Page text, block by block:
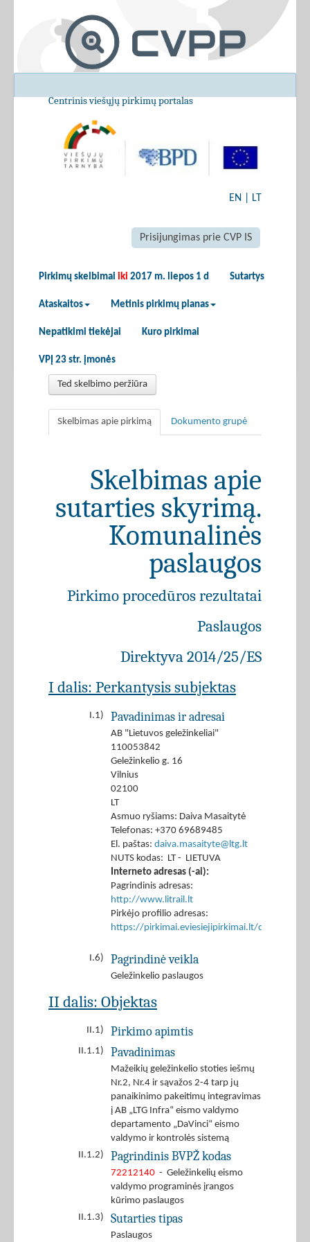
Centrinis viešųjų pirkimų portalas
EN LT
Prisijungimas prie CVP IS
Pirkimų skelbimai iki 2017 m. liepos 1 d Sutartys
Ataskaitos Metinis pirkimų planas
Nepatikimi tiekėjai Kuro pirkimai
VPĮ 23 str. įmonės
Ted skelbimo peržiūra
Skelbimas apie pirkimą Dokumento grupė
Skelbimas apie
sutarties skyrimą.
Komunalinės
paslaugos
Pirkimo procedūros rezultatai
Paslaugos
Direktyva 2014/25/ES
I dalis: Perkantysis subjektas
I.1) Pavadinimas ir adresai
AB "Lietuvos geležinkeliai"
110053842
Geležinkelio g. 16
Vilnius
02100
LT
Asmuo ryšiams: Daiva Masaitytė
Telefonas: +370 69689485
El. paštas: daiva.masaityte@ltg.lt
NUTS kodas: LT - LIETUVA
Interneto adresas (-ai):
Pagrindinis adresas:
http://www.litrail.lt
Pirkėjo profilio adresas:
https://pirkimai.eviesiejipirkimai.lt/ctm/
I.6) Pagrindinė veikla
Geležinkelio paslaugos
II dalis: Objektas
II.1) Pirkimo apimtis
II.1.1) Pavadinimas
Mažeikių geležinkelio stoties iešmų
Nr.2, Nr.4 ir sąvažos 2-4 tarp jų
panaikinimo pakeitimų integravimas
į AB „LTG Infra“ eismo valdymo
departamento „DaVinci“ eismo
valdymo ir kontrolės sistemą
II.1.2)
Pagrindinis BVPŽ kodas
72212140 - Geležinkelių eismo
valdymo programinės įrangos
kūrimo paslaugos
II.1.3)
Sutarties tipas
Paslaugos